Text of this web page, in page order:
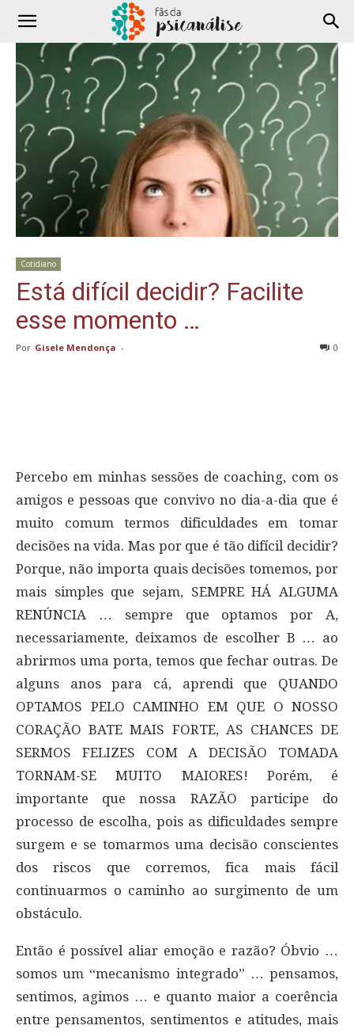
Cotidiano
Está difícil decidir? Facilite
esse momento …
Por Gisele Mendonça - 0
Percebo em minhas sessões de coaching, com os
amigos e pessoas que convivo no dia-a-dia que é
muito comum termos dificuldades em tomar
decisões na vida. Mas por que é tão difícil decidir?
Porque, não importa quais decisões tomemos, por
mais simples que sejam, SEMPRE HÁ ALGUMA
RENÚNCIA … sempre que optamos por A,
necessariamente, deixamos de escolher B … ao
abrirmos uma porta, temos que fechar outras. De
alguns anos para cá, aprendi que QUANDO
OPTAMOS PELO CAMINHO EM QUE O NOSSO
CORAÇÃO BATE MAIS FORTE, AS CHANCES DE
SERMOS FELIZES COM A DECISÃO TOMADA
TORNAM-SE MUITO MAIORES! Porém, é
importante que nossa RAZÃO participe do
processo de escolha, pois as dificuldades sempre
surgem e se tomarmos uma decisão conscientes
dos riscos que corremos, fica mais fácil
continuarmos o caminho ao surgimento de um
obstáculo.
Então é possível aliar emoção e razão? Óbvio …
somos um “mecanismo integrado” … pensamos,
sentimos, agimos … e quanto maior a coerência
entre pensamentos, sentimentos e atitudes, mais